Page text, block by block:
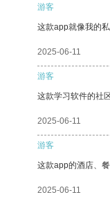
游客
这款app就像我的
2025-06-11
游客
这款学习软件的社
2025-06-11
游客
这款app的酒店、
2025-06-11